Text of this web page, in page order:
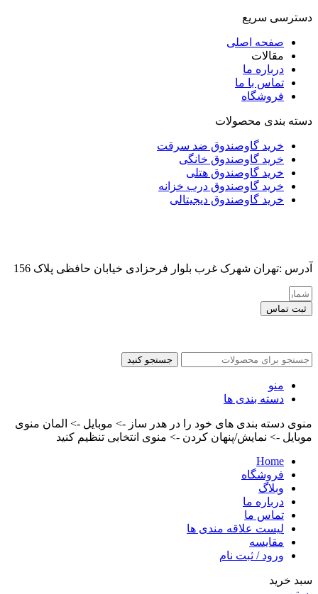
دسترسی سریع
صفحه اصلی
مقالات
درباره ما
تماس با ما
فروشگاه
دسته بندی محصولات
خرید گاوصندوق ضد سرقت
خرید گاوصندوق خانگی
خرید گاوصندوق هتلی
خرید گاوصندوق درب خزانه
خرید گاوصندوق دیجیتالی
آدرس :تهران شهرک غرب بلوار فرحزادی خیابان حافظی پلاک 156
ثبت تماس
جستجو کنید
منو
دسته بندی ها
منوی دسته بندی های خود را در هدر ساز -> موبایل -> المان منوی
موبایل -> نمایش/پنهان کردن -> منوی انتخابی تنظیم کنید
Home
فروشگاه
وبلاگ
درباره ما
تماس ما
لیست علاقه مندی ها
مقایسه
ورود / ثبت نام
سبد خرید